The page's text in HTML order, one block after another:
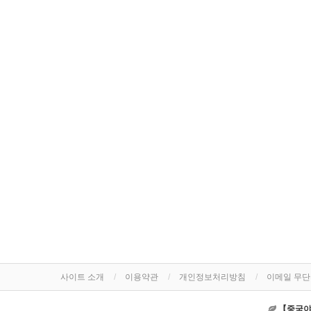
사이트 소개 이용약관 개인정보처리방침 이메일 무
【중국